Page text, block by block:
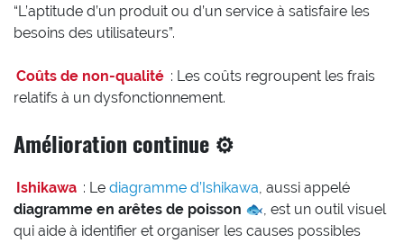
“L’aptitude d’un produit ou d’un service à satisfaire les
besoins des utilisateurs”.
Coûts de non-qualité : Les coûts regroupent les frais
relatifs à un dysfonctionnement.
Amélioration continue ⚙️
Ishikawa : Lediagramme d’Ishikawa, aussi appelé
diagramme en arêtes de poisson 🐟, est un outil visuel
qui aide à identifier et organiser les causes possibles